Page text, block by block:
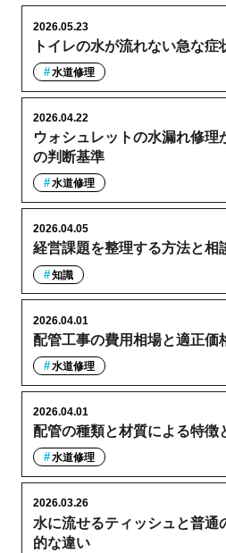
トイレの水が流れない急な症
2026.05.23
水道修理
ウォシュレットの水漏れ修理
の判断基準
2026.04.22
水道修理
経営課題を整理する方法と相
2026.04.05
知識
配管工事の費用相場と適正価
2026.04.01
水道修理
配管の種類と材質による特徴
2026.04.01
水道修理
水に流せるティッシュと普通
的な違い
2026.03.26